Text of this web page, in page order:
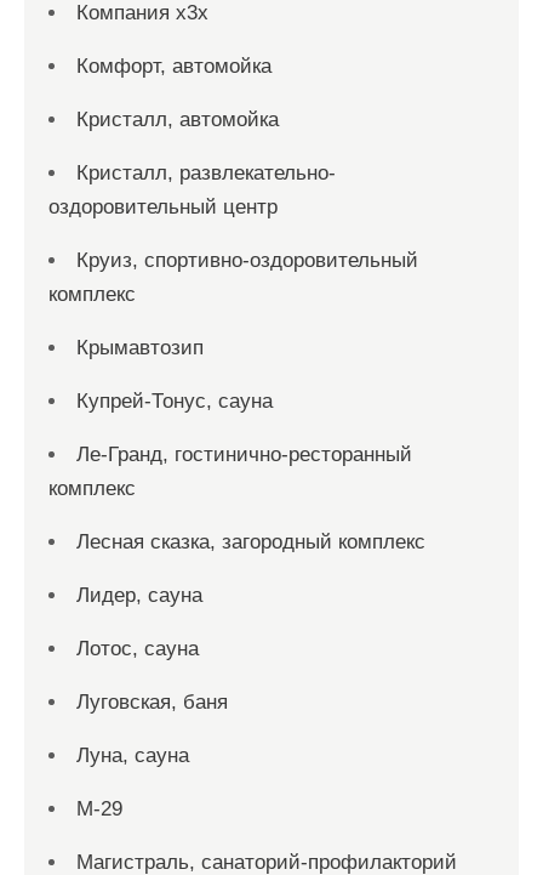
Компания x3x
Комфорт, автомойка
Кристалл, автомойка
Кристалл, развлекательно-
оздоровительный центр
Круиз, спортивно-оздоровительный
комплекс
Крымавтозип
Купрей-Тонус, сауна
Ле-Гранд, гостинично-ресторанный
комплекс
Лесная сказка, загородный комплекс
Лидер, сауна
Лотос, сауна
Луговская, баня
Луна, сауна
М-29
Магистраль, санаторий-профилакторий